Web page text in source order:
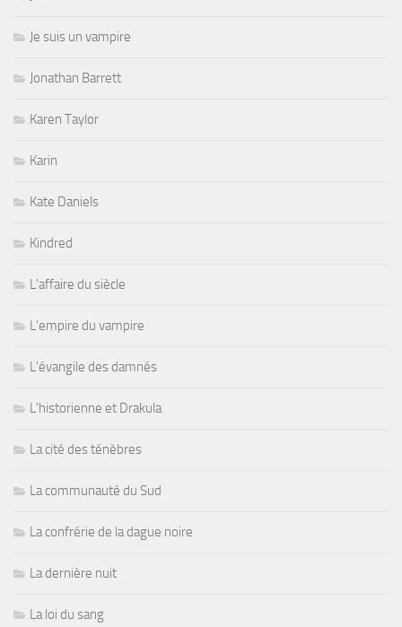
Je suis un vampire
Jonathan Barrett
Karen Taylor
Karin
Kate Daniels
Kindred
L'affaire du siècle
L'empire du vampire
L'évangile des damnés
L'historienne et Drakula
La cité des ténèbres
La communauté du Sud
La confrérie de la dague noire
La dernière nuit
La loi du sang